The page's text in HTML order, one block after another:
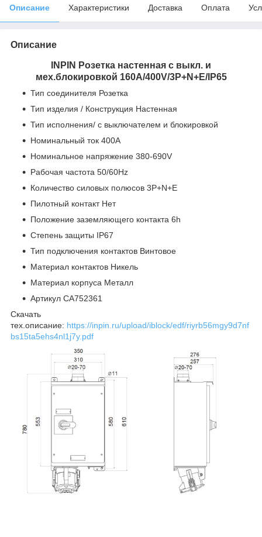
Описание Характеристики Доставка Оплата
Описание
INPIN Розетка настенная с выкл. и
мех.блокировкой 160A/400V/3P+N+E/IP65
Тип соединителя Розетка
Тип изделия / Конструкция Настенная
Тип исполнения/ с выключателем и блокировкой
Номинальный ток 400A
Номинальное напряжение 380-690V
Рабочая частота 50/60Hz
Количество силовых полюсов 3P+N+E
Пилотный контакт Нет
Положение заземляющего контакта 6h
Степень защиты IP67
Тип подключения контактов Винтовое
Материал контактов Никель
Материал корпуса Металл
Артикул CA752361
Скачать
тех.описание: https://inpin.ru/upload/iblock/edf/riyrb56mgy9d7nf
bs15ta5ehs4nl1j7y.pdf